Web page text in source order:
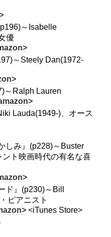
～Isabelle
優
～Steely Dan(1972-
～Ralph Lauren
Lauda(1949-)、オース
しみ』(p228)～Buster
ト映画時代の有名な喜
ド』(p230)～Bill
ピアニスト
<iTunes Store>